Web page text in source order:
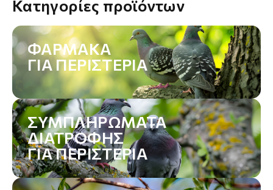
Κατηγορίες προϊόντων
ΦΆΡΜΑΚΑ
ΓΙΑ ΠΕΡΙΣΤΈΡΙΑ
ΣΥΜΠΛΗΡΏΜΑΤΑ
ΔΙΑΤΡΟΦΉΣ
ΓΙΑ ΠΕΡΙΣΤΈΡΙΑ